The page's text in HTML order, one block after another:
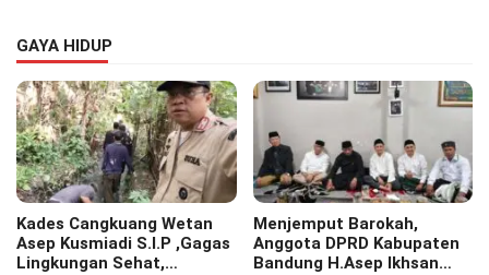
GAYA HIDUP
Kades Cangkuang Wetan
Asep Kusmiadi S.I.P ,Gagas
Lingkungan Sehat,
Menjemput Barokah,
Anggota DPRD Kabupaten
Bandung H.Asep Ikhsan